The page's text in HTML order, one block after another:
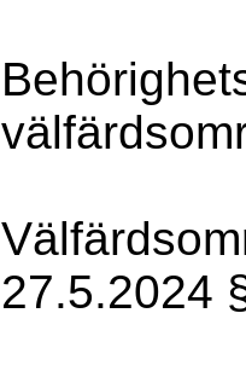
27.5.2024